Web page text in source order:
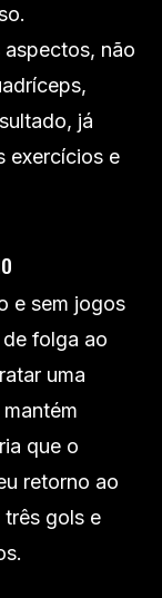
não
já
exercícios e
e sem jogos
folga ao
uma
que o
retorno ao
três gols e